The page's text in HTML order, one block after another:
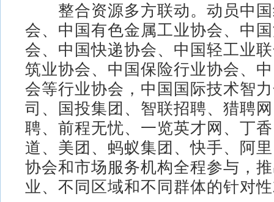
整合资源多方联动。动员中国
会、中国有色金属工业协会、中
会、中国快递协会、中国轻工业
筑业协会、中国保险行业协会、
会等行业协会，中国国际技术智
司、国投集团、智联招聘、猎聘
聘、前程无忧、一览英才网、丁
道、美团、蚂蚁集团、快手、阿
协会和市场服务机构全程参与，
业、不同区域和不同群体的针对